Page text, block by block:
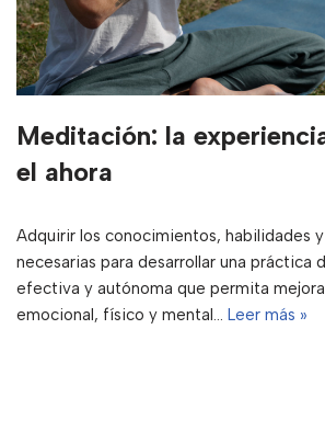
Meditación: la
el ahora
Adquirir los conocimientos, habilidades
necesarias para desarrollar una práctica
efectiva y autónoma que permita
emocional, físico y mental… Leer más »